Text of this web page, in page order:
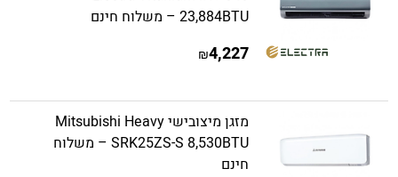
23,884BTU – משלוח חינם
4,227
₪
מזגן מיצובישי Mitsubishi Heavy
SRK25ZS-S 8,530BTU – משלוח
חינם